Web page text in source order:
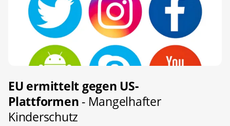
EU ermittelt gegen US-
Plattformen - Mangelhafter
Kinderschutz